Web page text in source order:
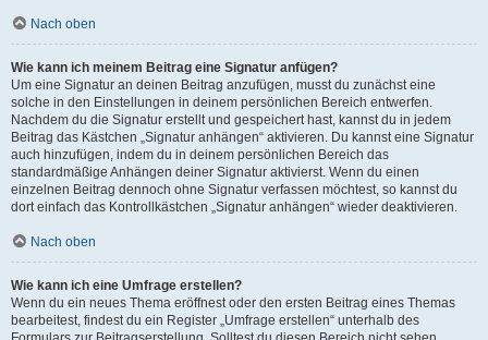
Nach oben
Wie kann ich meinem Beitrag eine Signatur anfügen?
Um eine Signatur an deinen Beitrag anzufügen, musst du zunächst eine
solche in den Einstellungen in deinem persönlichen Bereich entwerfen.
Nachdem du die Signatur erstellt und gespeichert hast, kannst du in jedem
Beitrag das Kästchen „Signatur anhängen“ aktivieren. Du kannst eine Signatur
auch hinzufügen, indem du in deinem persönlichen Bereich das
standardmäßige Anhängen deiner Signatur aktivierst. Wenn du einen
einzelnen Beitrag dennoch ohne Signatur verfassen möchtest, so kannst du
dort einfach das Kontrollkästchen „Signatur anhängen“ wieder deaktivieren.
Nach oben
Wie kann ich eine Umfrage erstellen?
Wenn du ein neues Thema eröffnest oder den ersten Beitrag eines Themas
bearbeitest, findest du ein Register „Umfrage erstellen“ unterhalb des